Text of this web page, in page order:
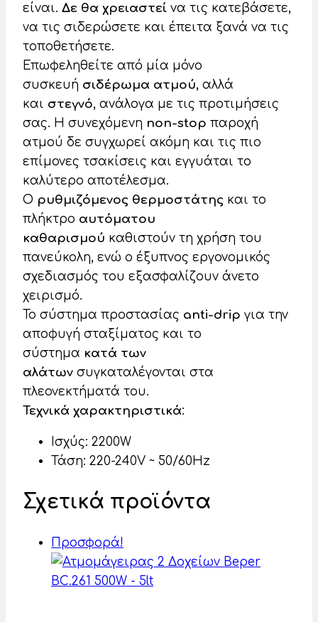
είναι. Δε θα χρειαστεί να τις κατεβάσετε,
να τις σιδερώσετε και έπειτα ξανά να τις
τοποθετήσετε.
Επωφεληθείτε από μία μόνο
συσκευή σιδέρωμα ατμού, αλλά
και στεγνό, ανάλογα με τις προτιμήσεις
σας. Η συνεχόμενη non-stop παροχή
ατμού δε συγχωρεί ακόμη και τις πιο
επίμονες τσακίσεις και εγγυάται το
καλύτερο αποτέλεσμα.
Ο ρυθμιζόμενος θερμοστάτης και το
πλήκτρο αυτόματου
καθαρισμού καθιστούν τη χρήση του
πανεύκολη, ενώ ο έξυπνος εργονομικός
σχεδιασμός του εξασφαλίζουν άνετο
χειρισμό.
Το σύστημα προστασίας anti-drip για την
αποφυγή σταξίματος και το
σύστημα κατά των
αλάτων συγκαταλέγονται στα
πλεονεκτήματά του.
Τεχνικά χαρακτηριστικά:
Ισχύς: 2200W
Τάση: 220-240V ~ 50/60Hz
Σχετικά προϊόντα
Προσφορά!